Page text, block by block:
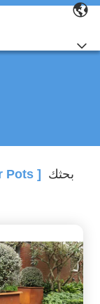
بحثك [ Square Metal Flower Pots ]